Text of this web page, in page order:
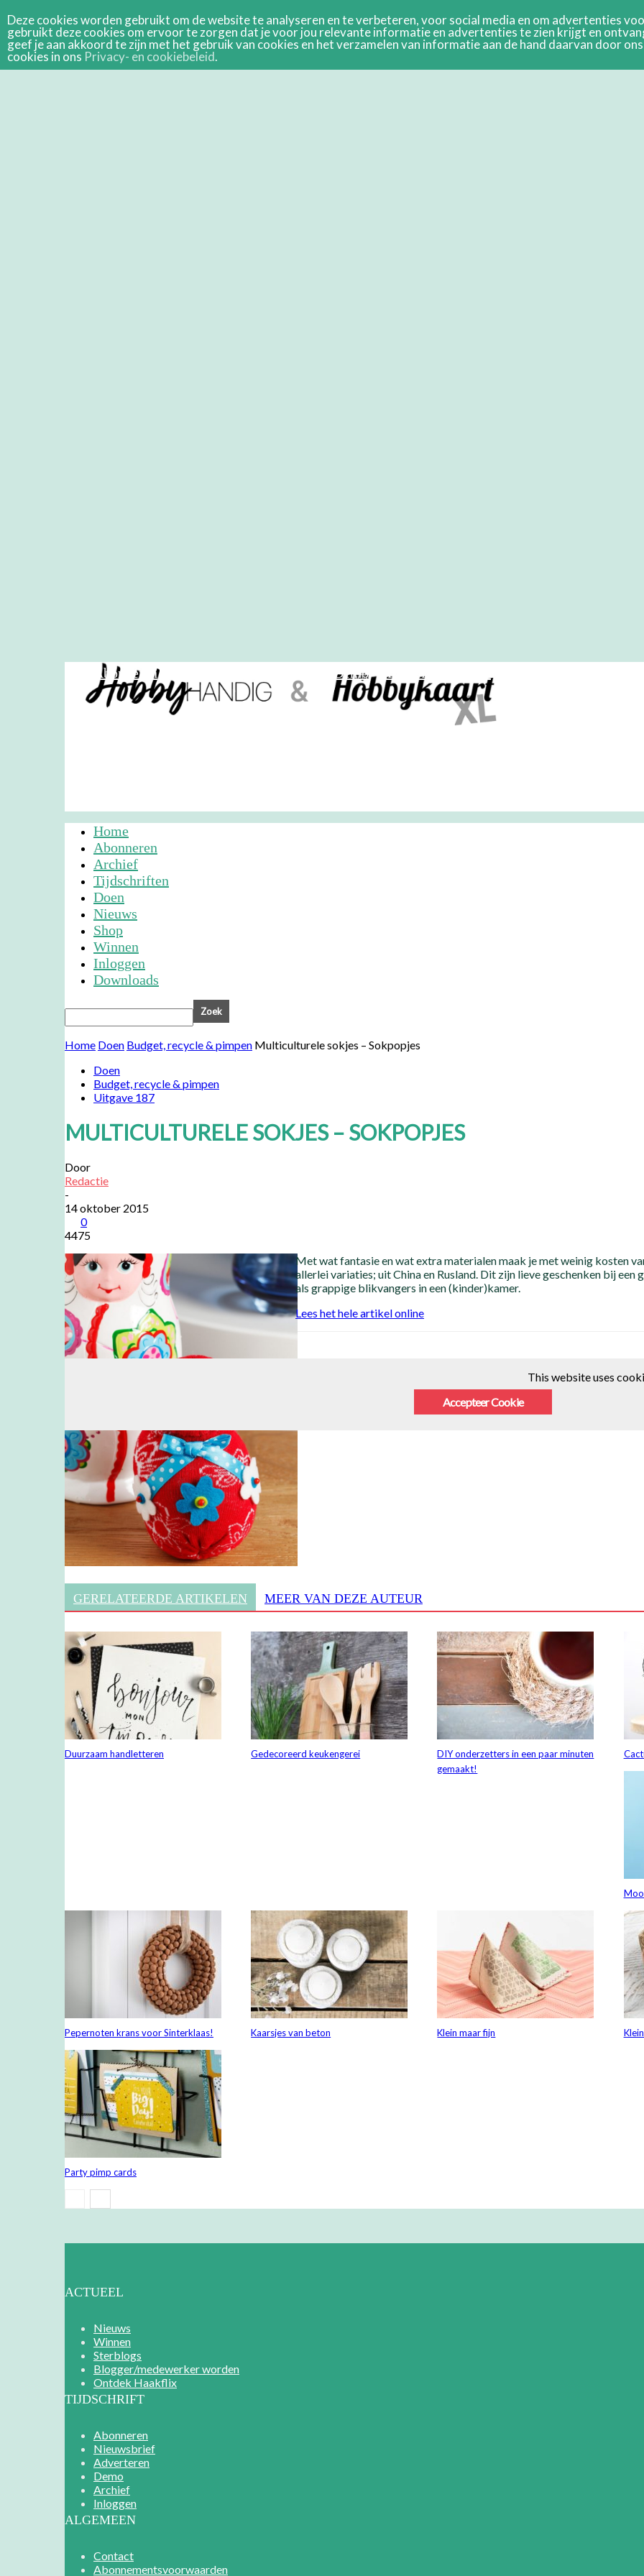
Abonneren Demo Archief
Home
Abonneren
Archief
Tijdschriften
Doen
Nieuws
Shop
Winnen
Inloggen
Downloads
Home Doen Budget, recycle & pimpen Multiculturele sokjes – Sokpopjes
Doen
Budget, recycle & pimpen
Uitgave 187
MULTICULTURELE SOKJES – SOKPOPJES
Door
Redactie
-
14 oktober 2015
0
4475
Met wat fantasie en wat extra materialen maak je met weinig kosten
allerlei variaties; uit China en Rusland. Dit zijn lieve geschenken bij
als grappige blikvangers in een (kinder)kamer.
Lees het hele artikel online
This website uses
Accepteer Cookie
GERELATEERDE ARTIKELEN MEER VAN DEZE AUTEUR
Duurzaam handletteren Gedecoreerd keukengerei
DIY onderzetters in een paar minuten
gemaakt!
Pepernoten krans voor Sinterklaas! Kaarsjes van beton Klein maar fijn
Party pimp cards
ACTUEEL
Nieuws
Winnen
Sterblogs
Blogger/medewerker worden
Ontdek Haakflix
TIJDSCHRIFT
Abonneren
Nieuwsbrief
Adverteren
Demo
Archief
Inloggen
ALGEMEEN
Contact
Abonnementsvoorwaarden
Deze cookies worden gebruikt om de website te analyseren en te verbeteren, voor social media en om advertenties
gebruikt deze cookies om ervoor te zorgen dat je voor jou relevante informatie en advertenties te zien krijgt en
geef je aan akkoord te zijn met het gebruik van cookies en het verzamelen van informatie aan de hand daarvan door
cookies in ons Privacy- en cookiebeleid.